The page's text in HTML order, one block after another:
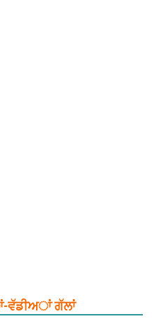
ਵੱਡੀਅਾਂ ਗੱਲਾਂ